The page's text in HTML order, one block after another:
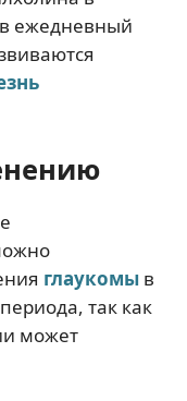
ежедневный
глаукомы в
так как
может